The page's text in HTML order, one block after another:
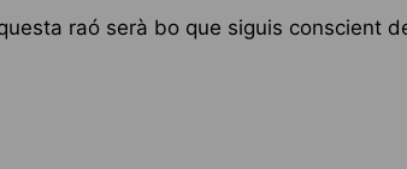
raó serà bo que siguis conscient